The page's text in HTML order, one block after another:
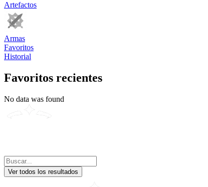
Artefactos
Armas
Favoritos
Historial
Favoritos recientes
No data was found
Ver todos los resultados